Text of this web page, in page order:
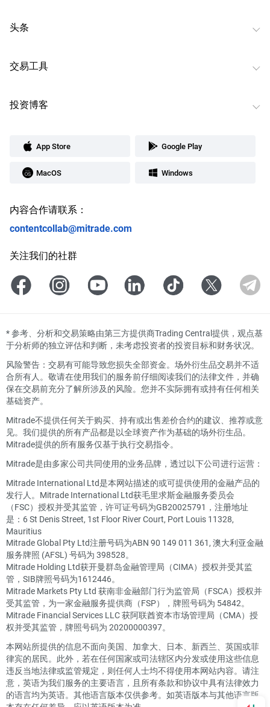
头条
交易工具
投资博客
App Store Google Play
MacOS Windows
内容合作请联系：
contentcollab@mitrade.com
关注我们的社群
*参考、分析和交易策略由第三方提供商Trading Central提供，观点基
于分析师的独立评估和判断，未考虑投资者的投资目标和财务状况。
风险警告：交易有可能导致您损失全部资金。场外衍生品交易并不适
合所有人。敬请在使用我们的服务前仔细阅读我们的法律文件，并确
保在交易前充分了解所涉及的风险。您并不实际拥有或持有任何相关
基础资产。
Mitrade不提供任何关于购买、持有或出售差价合约的建议、推荐或意
见。我们提供的所有产品都是以全球资产作为基础的场外衍生品。
Mitrade提供的所有服务仅基于执行交易指令。
Mitrade是由多家公司共同使用的业务品牌，透过以下公司进行运营：
Mitrade International Ltd是本网站描述的或可提供使用的金融产品的
发行人。Mitrade International Ltd获毛里求斯金融服务委员会
（FSC）授权并受其监管，许可证号码为GB20025791，注册地址
是：6 St Denis Street, 1st Floor River Court, Port Louis 11328,
Mauritius
Mitrade Global Pty Ltd注册号码为ABN 90 149 011 361, 澳大利亚金融
服务牌照 (AFSL) 号码为 398528。
Mitrade Holding Ltd获开曼群岛金融管理局（CIMA）授权并受其监
管，SIB牌照号码为1612446。
Mitrade Markets Pty Ltd 获南非金融部门行为监管局（FSCA）授权并
受其监管，为一家金融服务提供商（FSP），牌照号码为 54842。
Mitrade Financial Services LLC 获阿联酋资本市场管理局（CMA）授
权并受其监管，牌照号码为 20200000397。
本网站所提供的信息不面向美国、加拿大、日本、新西兰、英国或菲
律宾的居民。此外，若在任何国家或司法辖区内分发或使用这些信息
违反当地法律或监管规定，则任何人士均不得使用本网站内容。请注
意，英语为我们服务的主要语言，且所有条款和协议中具有法律效力
的语言均为英语。其他语言版本仅供参考。如英语版本与其他语言版